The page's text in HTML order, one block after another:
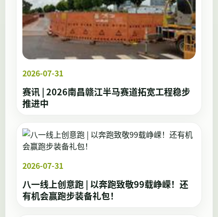
2026-07-31
赛讯 | 2026南昌赣江半马赛道拓宽工程稳步
推进中
2026-07-31
八一线上创意跑 | 以奔跑致敬99载峥嵘！还
有机会赢跑步装备礼包！